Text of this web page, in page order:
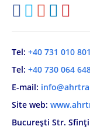
Tel: +40 731 010 801
Tel: +40 730 064
E-mail:
Site web:
București Str.